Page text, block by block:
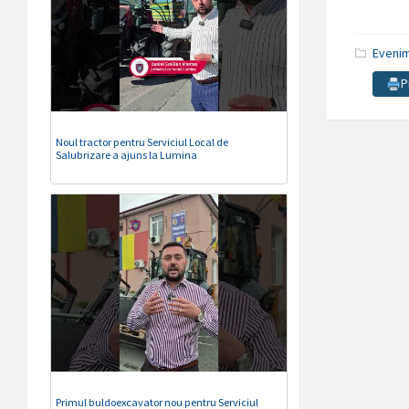
Noul tractor pentru Serviciul Local de
Salubrizare a ajuns la Lumina
Primul buldoexcavator nou pentru Serviciul